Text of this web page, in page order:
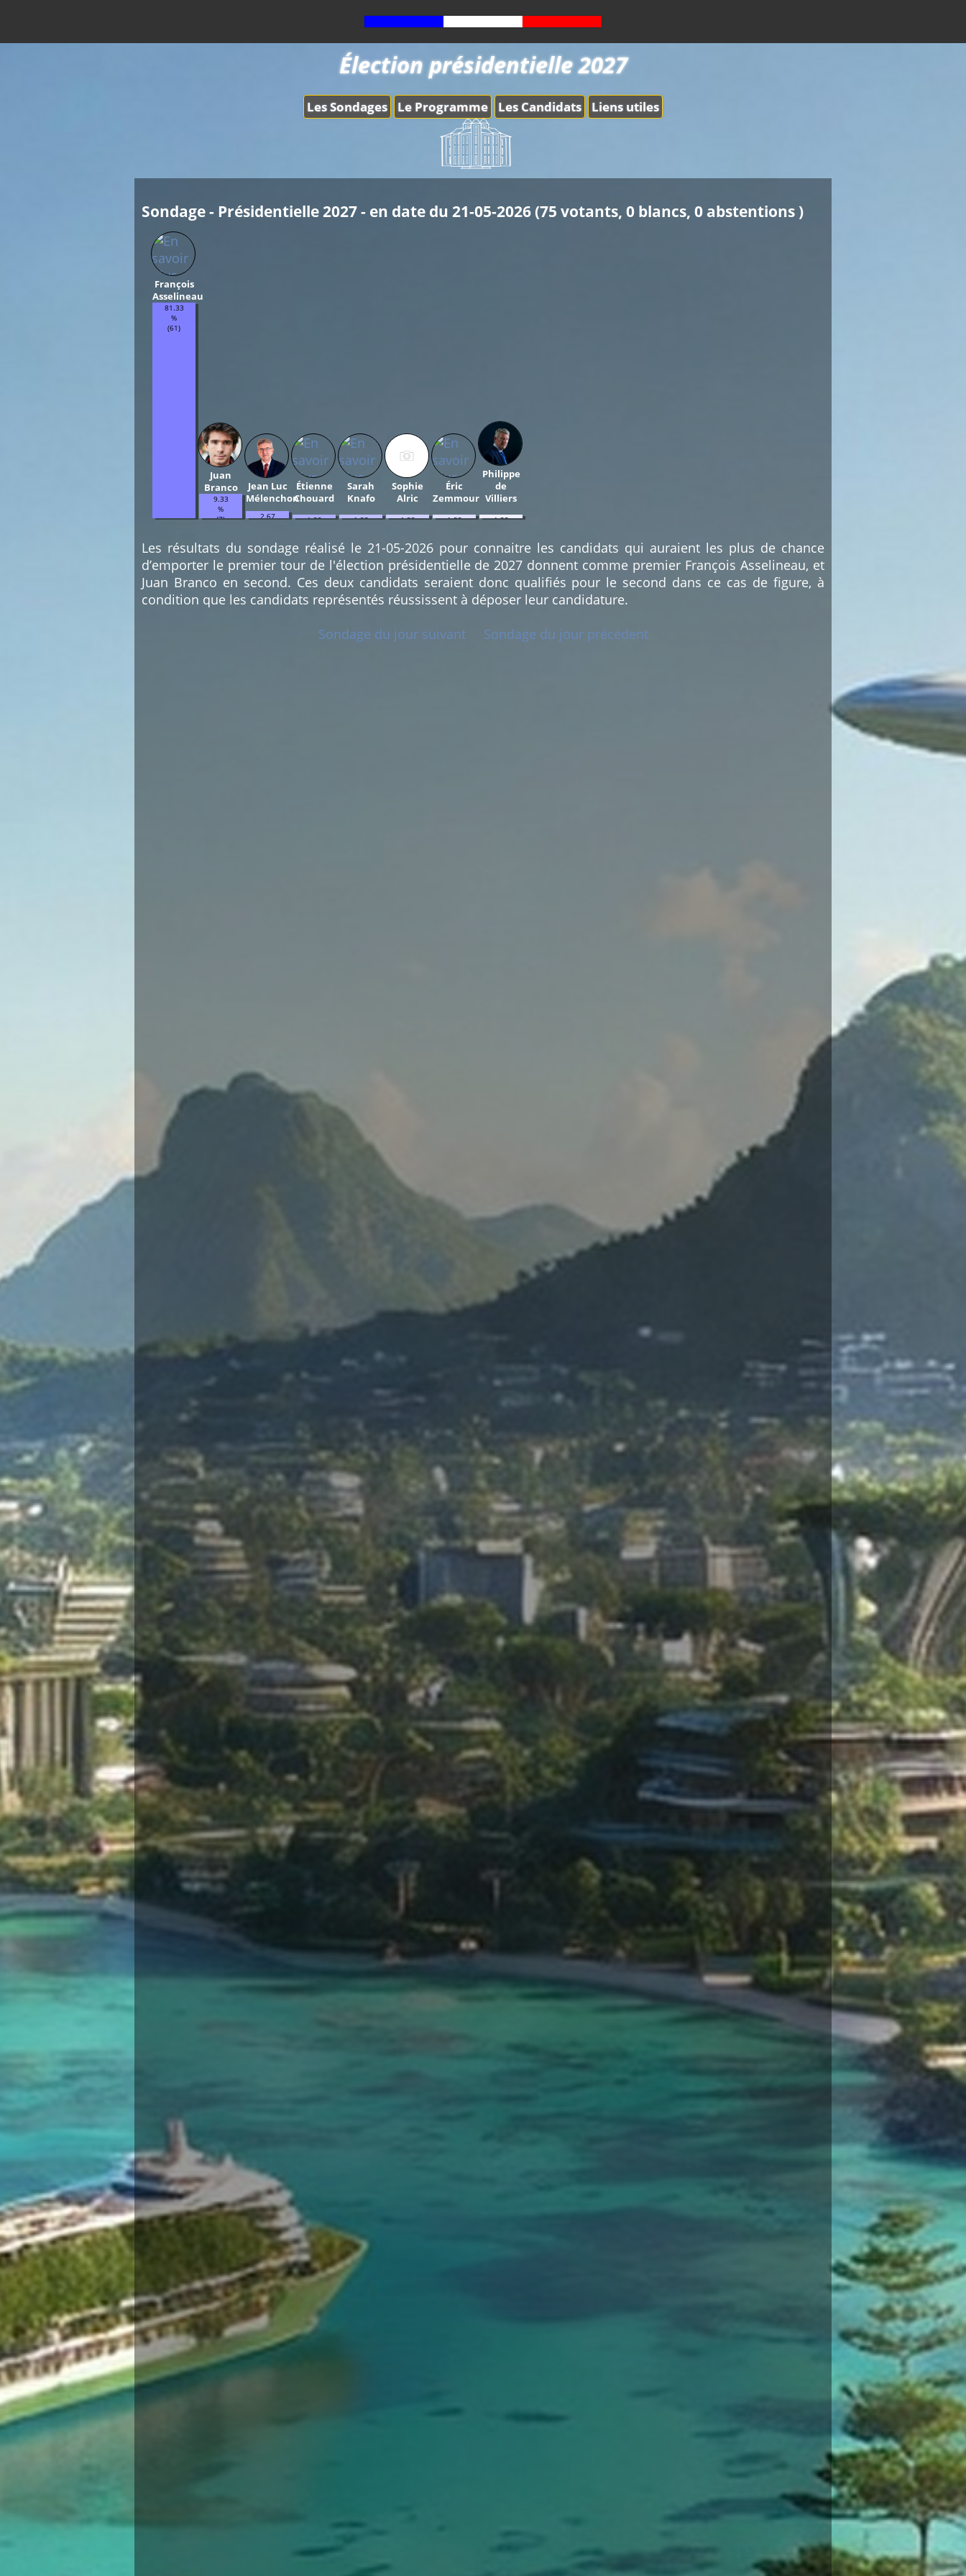
Les Sondages Le Programme Les Candidats Liens utiles
Élection présidentielle 2027
Sondage - Présidentielle 2027 - en date du 21-05-2026 (75 votants, 0 blancs, 0 abstentions )
François
Asselineau
81.33
%
(61)
Juan
Branco
9.33
%
(7)
Jean Luc
Mélenchon
2.67
Étienne
Chouard
1.33
Sarah
Knafo
1.33
Sophie
Alric
1.33
Éric
Zemmour
1.33
Philippe
de
Villiers
1.33
Les résultats du sondage réalisé le 21-05-2026 pour connaitre les candidats qui auraient les plus de chance
d’emporter le premier tour de l'élection présidentielle de 2027 donnent comme premier François Asselineau, et
Juan Branco en second. Ces deux candidats seraient donc qualifiés pour le second dans ce cas de figure, à
condition que les candidats représentés réussissent à déposer leur candidature.
Sondage du jour suivant
Sondage du jour précédent